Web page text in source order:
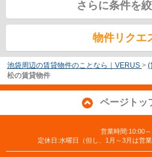
さらに条件を
物件リクエ
池袋周辺の賃貸物件のことなら｜VERUS > (
松の賃貸物件
ページトッ
営業時間:10:00
定休日:水曜日（但し、1月～3月は営